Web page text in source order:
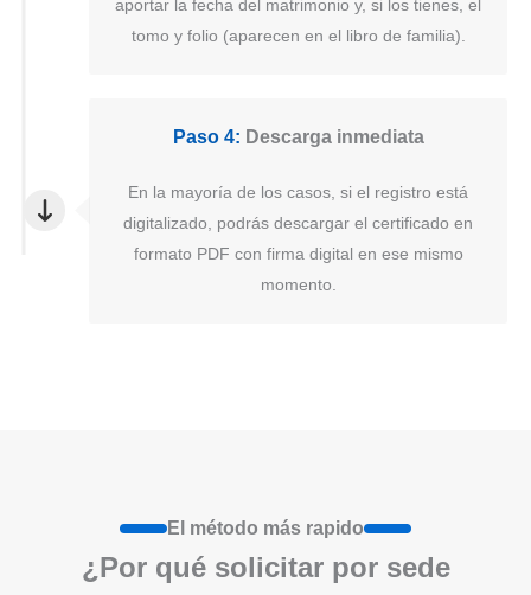
aportar la fecha del matrimonio y, si los tienes, el
tomo y folio (aparecen en el libro de familia).
Paso 4: Descarga inmediata
En la mayoría de los casos, si el registro está
digitalizado, podrás descargar el certificado en
formato PDF con firma digital en ese mismo
momento.
El método más rapido
¿Por qué solicitar por sede